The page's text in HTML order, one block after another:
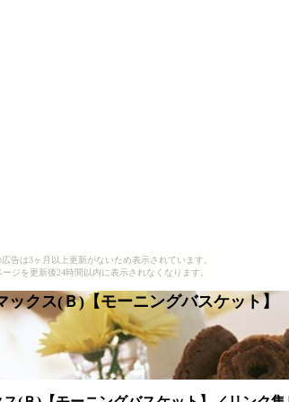
告は3ヶ月以上更新がないため表示されています。
ージを更新後24時間以内に表示されなくなります。
クス(Ｂ)【モーニングバスケット】